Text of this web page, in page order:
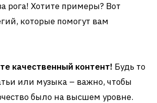
рога! Хотите примеры? Вот
которые помогут вам
качественный контент! Будь то
или музыка – важно, чтобы
было на высшем уровне.